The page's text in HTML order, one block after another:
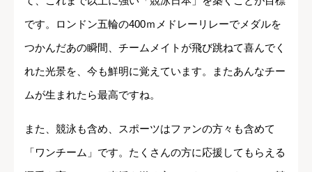
です。ロンドン五輪の400ｍメドレーリレーでメダルを
つかんだあの瞬間、チームメイトが飛び跳ねて喜んでく
れた光景を、今も鮮明に覚えています。またあんなチー
ムが生まれたら最高ですね。
また、競泳も含め、スポーツはファンの方々も含めて
「ワンチーム」です。たくさんの方に応援してもらえる